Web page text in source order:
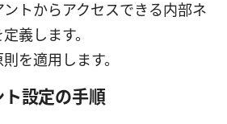
トからアクセスできる内部ネ
義します。
を適用します。
設定の手順